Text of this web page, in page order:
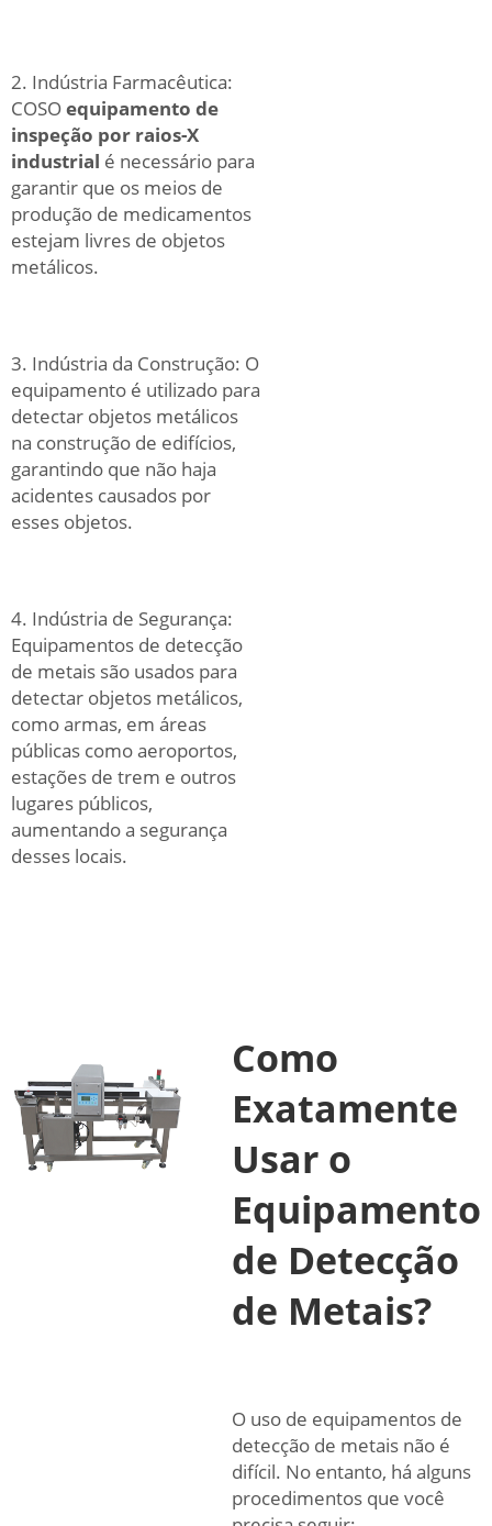
2. Indústria Farmacêutica:
COSOequipamento de
inspeção por raios-X
industrial é necessário para
garantir que os meios de
produção de medicamentos
estejam livres de objetos
metálicos.
3. Indústria da Construção: O
equipamento é utilizado para
detectar objetos metálicos
na construção de edifícios,
garantindo que não haja
acidentes causados por
esses objetos.
4. Indústria de Segurança:
Equipamentos de detecção
de metais são usados para
detectar objetos metálicos,
como armas, em áreas
públicas como aeroportos,
estações de trem e outros
lugares públicos,
aumentando a segurança
desses locais.
Como
Exatamente
Usar o
Equipamento
de Detecção
de Metais?
O uso de equipamentos de
detecção de metais não é
difícil. No entanto, há alguns
procedimentos que você